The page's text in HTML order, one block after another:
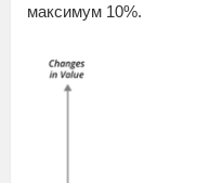
максимум 10%.